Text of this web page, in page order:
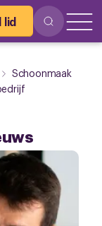
lid
Schoonmaak